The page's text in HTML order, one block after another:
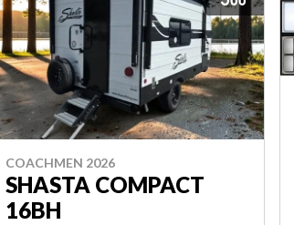
COACHMEN 2026
SHASTA COMPACT
16BH